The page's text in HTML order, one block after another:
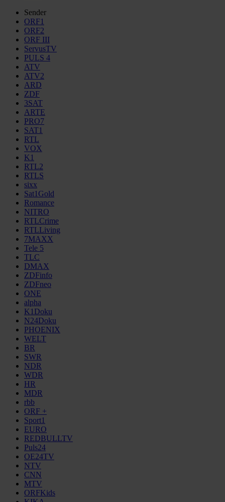
Sender
ORF1
ORF2
ORF III
ServusTV
PULS 4
ATV
ATV2
ARD
ZDF
3SAT
ARTE
PRO7
SAT1
RTL
VOX
K1
RTL2
RTLS
sixx
Sat1Gold
Romance
NITRO
RTLCrime
RTLLiving
7MAXX
Tele 5
TLC
DMAX
ZDFinfo
ZDFneo
ONE
alpha
K1Doku
N24Doku
PHOENIX
WELT
BR
SWR
NDR
WDR
HR
MDR
rbb
ORF +
Sport1
EURO
REDBULLTV
Puls24
OE24TV
NTV
CNN
MTV
ORFKids